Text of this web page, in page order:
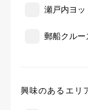
瀬戸内ヨッ
郵船クルー
興味のあるエリ